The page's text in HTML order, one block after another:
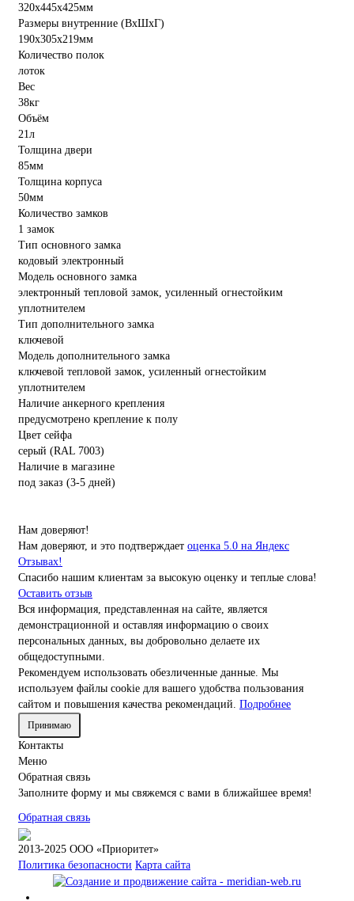
320x445x425мм
Размеры внутренние (ВхШхГ)
190x305x219мм
Количество полок
лоток
Вес
38кг
Объём
21л
Толщина двери
85мм
Толщина корпуса
50мм
Количество замков
1 замок
Тип основного замка
кодовый электронный
Модель основного замка
электронный тепловой замок, усиленный огнестойким
уплотнителем
Тип дополнительного замка
ключевой
Модель дополнительного замка
ключевой тепловой замок, усиленный огнестойким
уплотнителем
Наличие анкерного крепления
предусмотрено крепление к полу
Цвет сейфа
серый (RAL 7003)
Наличие в магазине
под заказ (3-5 дней)
Нам доверяют!
Нам доверяют, и это подтверждает оценка 5.0 на Яндекс
Отзывах!
Спасибо нашим клиентам за высокую оценку и теплые слова!
Оставить отзыв
Вся информация, представленная на сайте, является
демонстрационной и оставляя информацию о своих
персональных данных, вы добровольно делаете их
общедоступными.
Рекомендуем использовать обезличенные данные. Мы
используем файлы cookie для вашего удобства пользования
сайтом и повышения качества рекомендаций. Подробнее
Принимаю
Контакты
Меню
Обратная связь
Заполните форму и мы свяжемся с вами в ближайшее время!
Обратная связь
2013-2025 ООО «Приоритет»
Политика безопасности Карта сайта